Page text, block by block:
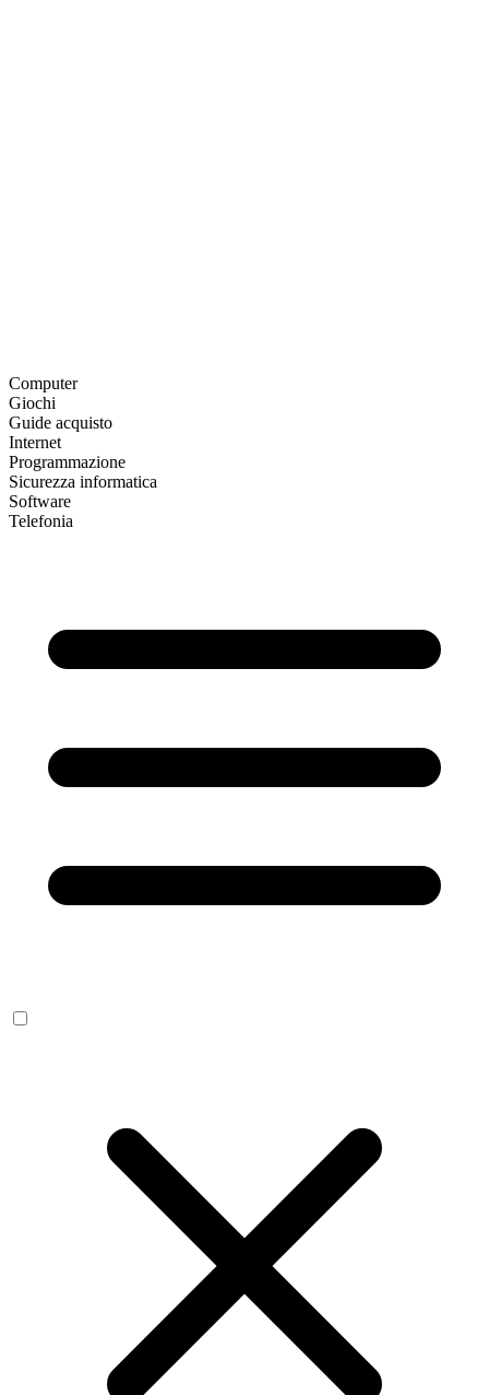
Computer
Giochi
Guide acquisto
Internet
Programmazione
Sicurezza informatica
Software
Telefonia